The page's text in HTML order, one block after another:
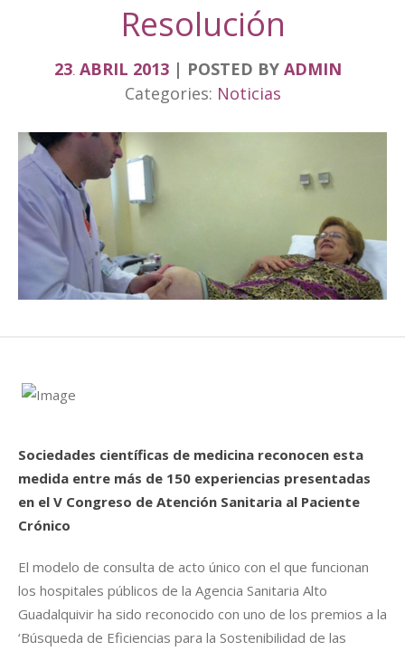
Resolución
23. ABRIL 2013 POSTED BY ADMIN
Categories: Noticias
Sociedades científicas de medicina reconocen esta
medida entre más de 150 experiencias presentadas
en el V Congreso de Atención Sanitaria al Paciente
Crónico
El modelo de consulta de acto único con el que funcionan
los hospitales públicos de la Agencia Sanitaria Alto
Guadalquivir ha sido reconocido con uno de los premios a la
‘Búsqueda de Eficiencias para la Sostenibilidad de las